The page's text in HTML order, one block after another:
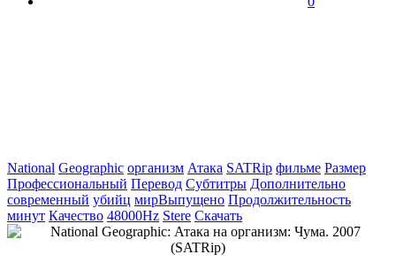
National Geographic организм Атака SATRip фильме Размер
Профессиональный Перевод Субтитры Дополнительно
современный убийц мирВыпущено Продолжительность
минут Качество 48000Hz Stere Скачать